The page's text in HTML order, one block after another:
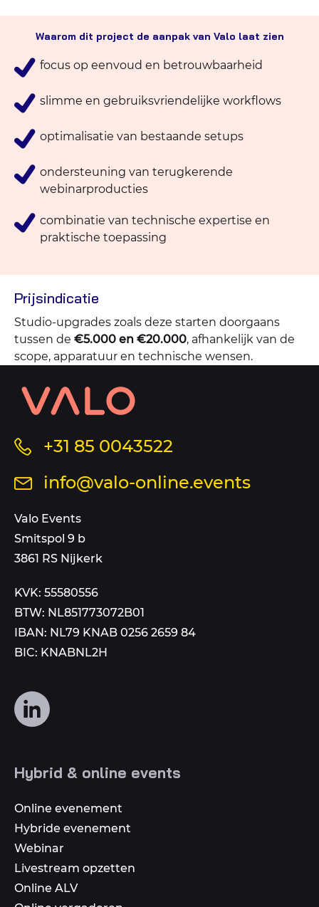
Waarom dit project de aanpak van Valo laat zien
focus op eenvoud en betrouwbaarheid
slimme en gebruiksvriendelijke workflows
optimalisatie van bestaande setups
ondersteuning van terugkerende
webinarproducties
combinatie van technische expertise en
praktische toepassing
Prijsindicatie
Studio-upgrades zoals deze starten doorgaans
tussen de €5.000 en €20.000, afhankelijk van de
scope, apparatuur en technische wensen.
Contact
informatie
sitemap+31 85 0043522
op
Stuur
mail
aan
info@valo-online.events
Valo Events
Smitspol 9 b
3861 RS Nijkerk
KVK: 55580556
BTW: NL851773072B01
IBAN: NL79 KNAB 0256 2659 84
BIC: KNABNL2H
Volg
ons
media
Hybrid & online events
Online evenement
Hybride evenement
Webinar
Livestream opzetten
Online ALV